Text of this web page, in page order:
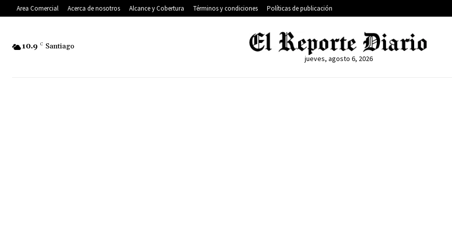
Area Comercial Acerca de nosotros Alcance y Cobertura Términos y condiciones Políticas de publicación
10.9 C Santiago
jueves, agosto 6, 2026